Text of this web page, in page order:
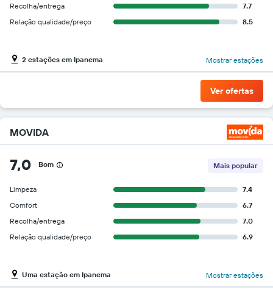
Recolha/entrega
7.7
Relação qualidade/preço
8.5
2 estações em Ipanema Mostrar estações
Ver ofertas
MOVIDA
7,0 Bom Mais popular
Limpeza
7.4
Comfort
6.7
Recolha/entrega
7.0
Relação qualidade/preço
6.9
Uma estação em Ipanema Mostrar estações